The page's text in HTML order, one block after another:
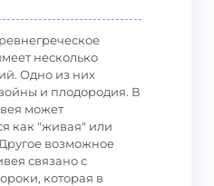
несколько
Одно из них
и плодородия. В
может
как "живая" или
возможное
связано с
которая в